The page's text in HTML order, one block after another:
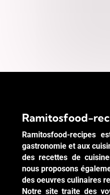
Ramitosfood-
Ramitosfood-recipes
gastronomie et aux
des recettes de
nous proposons
des oeuvres culinaires
Notre site traite des